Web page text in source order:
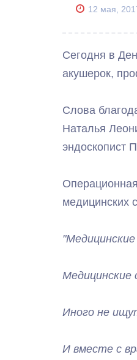
12 мая,
Сегодня в
акушерок,
Слова
Наталья
эндоскопист
медицинских
Медицинские
Иного не
И вместе с